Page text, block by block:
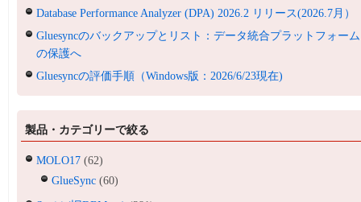
Database Performance Analyzer (DPA) 2026.2 リリース(2026.7月）
Gluesyncのバックアップとリスト：データ統合プラットフォーム
の保護へ
Gluesyncの評価手順（Windows版：2026/6/23現在)
製品・カテゴリーで絞る
MOLO17 (62)
GlueSync (60)